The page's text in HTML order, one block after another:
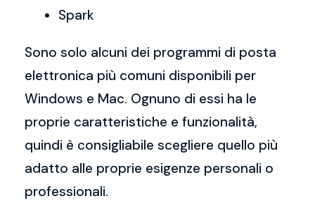
Spark
Sono solo alcuni dei programmi di posta
elettronica più comuni disponibili per
Windows e Mac. Ognuno di essi ha le
proprie caratteristiche e funzionalità,
quindi è consigliabile scegliere quello più
adatto alle proprie esigenze personali o
professionali.